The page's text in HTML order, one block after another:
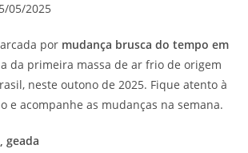
05/2025
por mudança brusca do tempo em
da primeira massa de ar frio de origem
neste outono de 2025. Fique atento à
e acompanhe as mudanças na semana.
geada